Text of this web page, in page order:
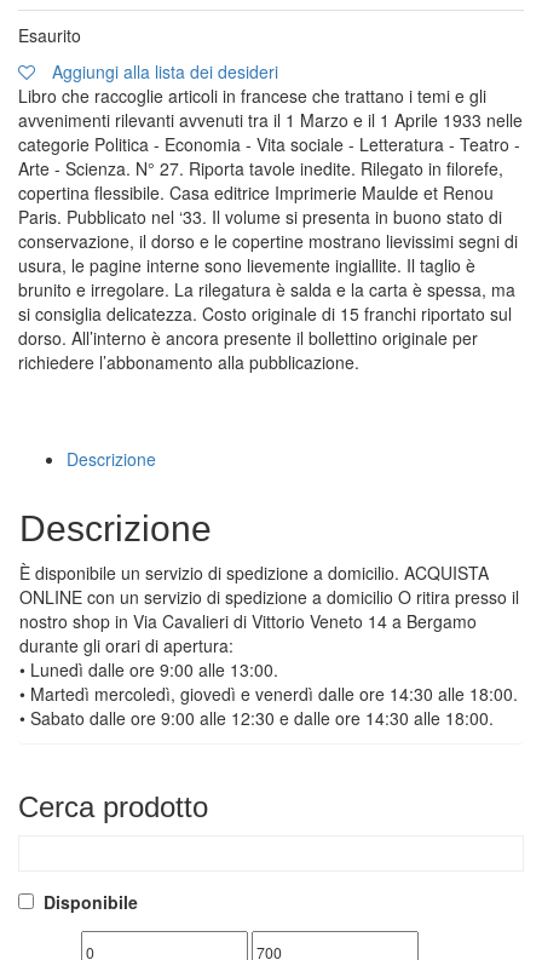
Esaurito
Aggiungi alla lista dei desideri
Libro che raccoglie articoli in francese che trattano i temi e gli
avvenimenti rilevanti avvenuti tra il 1 Marzo e il 1 Aprile 1933 nelle
categorie Politica - Economia - Vita sociale - Letteratura - Teatro -
Arte - Scienza. N° 27. Riporta tavole inedite. Rilegato in filorefe,
copertina flessibile. Casa editrice Imprimerie Maulde et Renou
Paris. Pubblicato nel ‘33. Il volume si presenta in buono stato di
conservazione, il dorso e le copertine mostrano lievissimi segni di
usura, le pagine interne sono lievemente ingiallite. Il taglio è
brunito e irregolare. La rilegatura è salda e la carta è spessa, ma
si consiglia delicatezza. Costo originale di 15 franchi riportato sul
dorso. All’interno è ancora presente il bollettino originale per
richiedere l’abbonamento alla pubblicazione.
Descrizione
Descrizione
È disponibile un servizio di spedizione a domicilio. ACQUISTA
ONLINE con un servizio di spedizione a domicilio O ritira presso il
nostro shop in Via Cavalieri di Vittorio Veneto 14 a Bergamo
durante gli orari di apertura:
• Lunedì dalle ore 9:00 alle 13:00.
• Martedì mercoledì, giovedì e venerdì dalle ore 14:30 alle 18:00.
• Sabato dalle ore 9:00 alle 12:30 e dalle ore 14:30 alle 18:00.
Cerca prodotto
Disponibile